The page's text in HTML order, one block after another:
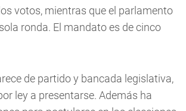
votos, mientras que el parlamento
ronda. El mandato es de cinco
de partido y bancada legislativa,
ley a presentarse. Además ha